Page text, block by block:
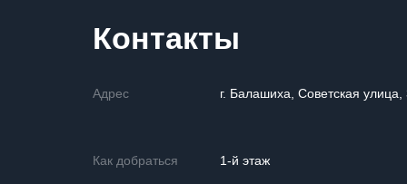
Контакты
Адрес г. Балашиха, Советская улица,
Как добраться 1-й этаж